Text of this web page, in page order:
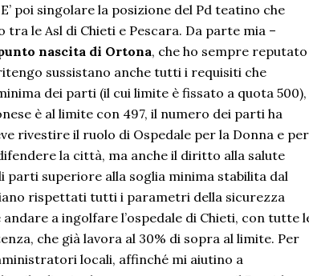
E’ poi singolare la posizione del Pd teatino che
le Asl di Chieti e Pescara. Da parte mia –
nascita di Ortona, che ho sempre reputato
sussistano anche tutti i requisiti che
dei parti (il cui limite è fissato a quota 500),
è al limite con 497, il numero dei parti ha
rivestire il ruolo di Ospedale per la Donna e per
la città, ma anche il diritto alla salute
superiore alla soglia minima stabilita dal
rispettati tutti i parametri della sicurezza
a ingolfare l’ospedale di Chieti, con tutte
che già lavora al 30% di sopra al limite. Per
locali, affinché mi aiutino a